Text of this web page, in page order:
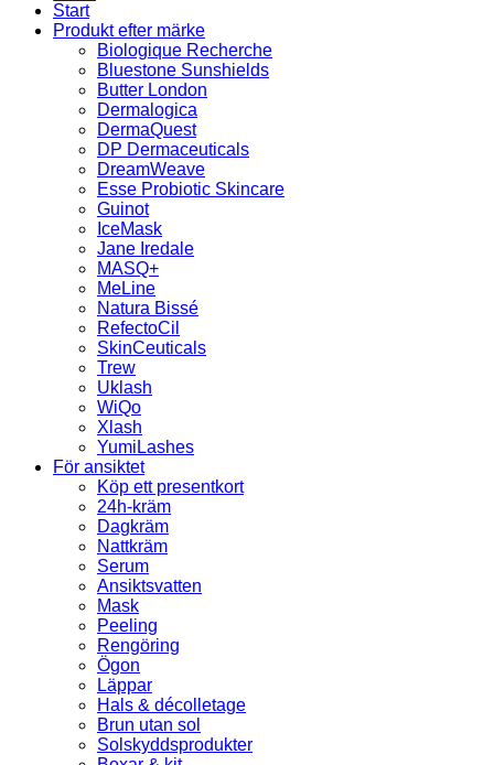
Start
Produkt efter märke
Biologique Recherche
Bluestone Sunshields
Butter London
Dermalogica
DermaQuest
DP Dermaceuticals
DreamWeave
Esse Probiotic Skincare
Guinot
IceMask
Jane Iredale
MASQ+
MeLine
Natura Bissé
RefectoCil
SkinCeuticals
Trew
Uklash
WiQo
Xlash
YumiLashes
För ansiktet
Köp ett presentkort
24h-kräm
Dagkräm
Nattkräm
Serum
Ansiktsvatten
Mask
Peeling
Rengöring
Ögon
Läppar
Hals & décolletage
Brun utan sol
Solskyddsprodukter